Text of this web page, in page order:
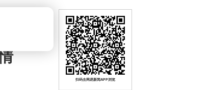
扫码去网易新闻APP浏览